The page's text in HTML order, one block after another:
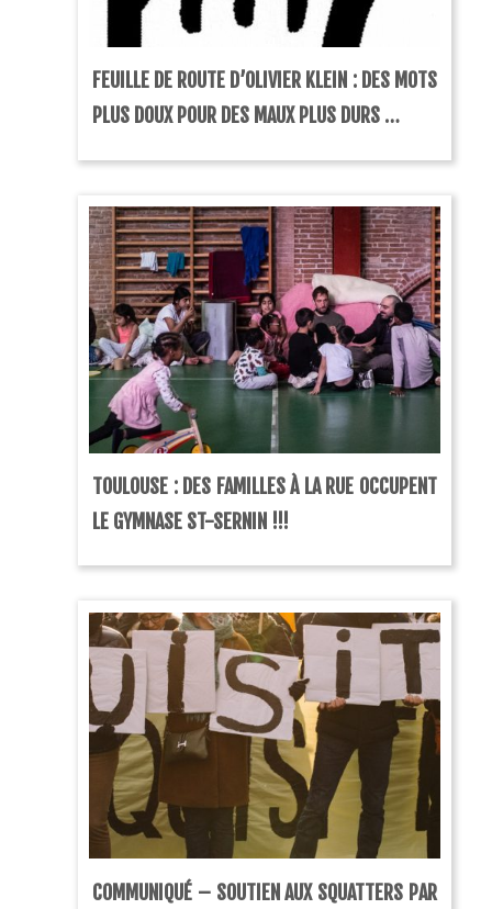
FEUILLE DE ROUTE D’OLIVIER KLEIN : DES MOTS
PLUS DOUX POUR DES MAUX PLUS DURS …
TOULOUSE : DES FAMILLES À LA RUE OCCUPENT
LE GYMNASE ST-SERNIN !!!
COMMUNIQUÉ – SOUTIEN AUX SQUATTERS PAR